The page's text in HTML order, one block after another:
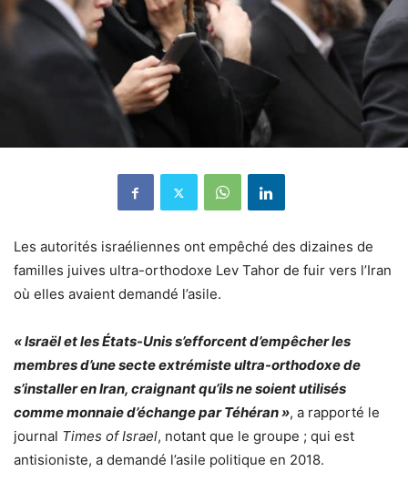
Les autorités israéliennes ont empêché des dizaines de
familles juives ultra-orthodoxe Lev Tahor de fuir vers l’Iran
où elles avaient demandé l’asile.
« Israël et les États-Unis s’efforcent d’empêcher les
membres d’une secte extrémiste ultra-orthodoxe de
s’installer en Iran, craignant qu’ils ne soient utilisés
comme monnaie d’échange par Téhéran », a rapporté le
journal Times of Israel, notant que le groupe ; qui est
antisioniste, a demandé l’asile politique en 2018.